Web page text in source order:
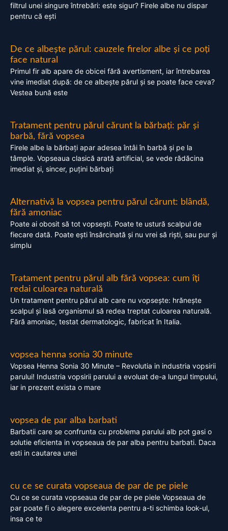
filtrul unei singure întrebări: este sigur? Firele albe nu dispar
pentru că ești
De ce albește părul: cauzele firelor albe și ce poți
face natural
Primul fir alb apare de obicei fără avertisment, iar întrebarea
vine imediat după: de ce albește părul și se poate face ceva?
Vestea bună este
Tratament pentru părul cărunt la bărbați: păr și
barbă, fără vopsea
Firele albe la bărbați apar adesea întâi în barbă și pe la
tâmple. Vopseaua clasică arată artificial, se vede rădăcina
imediat și, sincer, puțini bărbați
Alternativă la vopsea pentru părul cărunt: blândă,
fără amoniac
Poate ai obosit să tot vopsești. Poate te ustură scalpul de
fiecare dată. Poate ești însărcinată și nu vrei să riști, sau pur și
simplu
Tratament pentru părul alb fără vopsea: cum îți
redai culoarea naturală
Un tratament pentru părul alb care nu vopsește: hrănește
scalpul și lasă organismul să redea treptat culoarea naturală.
Fără amoniac, testat dermatologic, fabricat în Italia.
vopsea henna sonia 30 minute
Vopsea Henna Sonia 30 Minute – Revolutia in industria vopsirii
parului! Industria vopsirii parului a evoluat de-a lungul timpului,
iar in prezent exista o mare
vopsea de par alba barbati
Barbatii care se confrunta cu problema parului alb pot gasi o
solutie eficienta in vopseaua de par alba pentru barbati. Daca
esti in cautarea unei
cu ce se curata vopseaua de par de pe piele
Cu ce se curata vopseaua de par de pe piele Vopseaua de
par poate fi o alegere excelenta pentru a-ti schimba look-ul,
insa ce te